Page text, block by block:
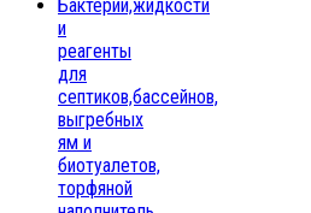
Бактерии,жидкости
и
реагенты
для
септиков,бассейнов,
выгребных
ям и
биотуалетов,
торфяной